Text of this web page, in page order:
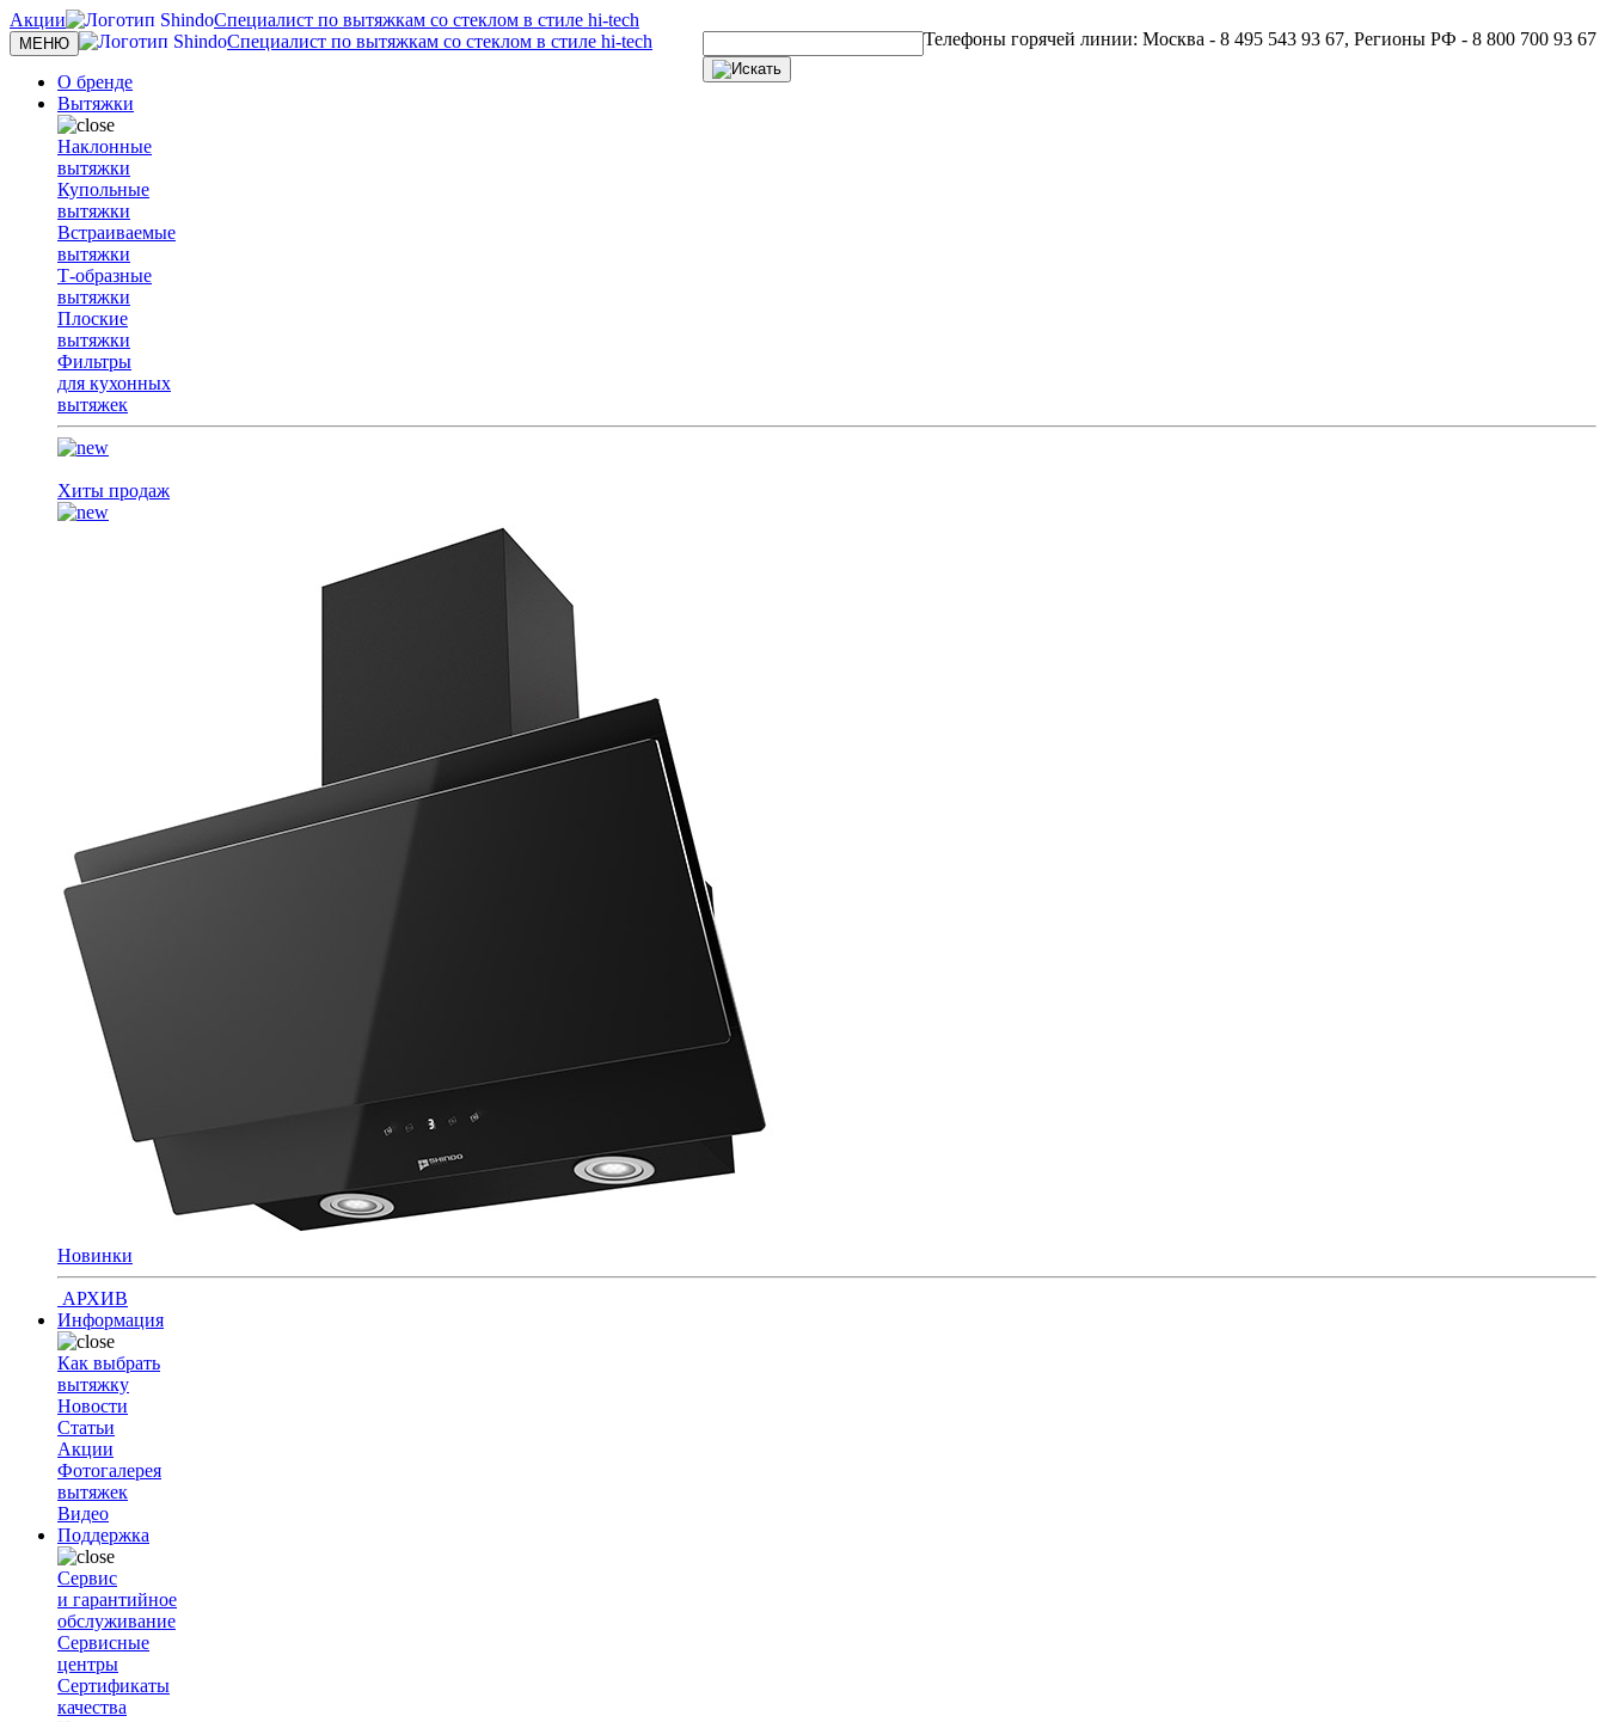
Акции
Телефоны горячей линии: Москва - 8 495 543 93 67, Регионы РФ - 8 800 700 93 67
Специалист по вытяжкам со стеклом в стиле hi-tech
Toggle
navigation
МЕНЮ
Специалист по вытяжкам со стеклом в стиле hi-tech
О бренде
Вытяжки
Наклонные
вытяжки
Купольные
вытяжки
Встраиваемые
вытяжки
Т-образные
вытяжки
Плоские
вытяжки
Фильтры
для кухонных
вытяжек
Хиты продаж
Новинки
АРХИВ
Информация
Как выбрать
вытяжку
Новости
Статьи
Акции
Фотогалерея
вытяжек
Видео
Поддержка
Сервис
и гарантийное
обслуживание
Сервисные
центры
Сертификаты
качества